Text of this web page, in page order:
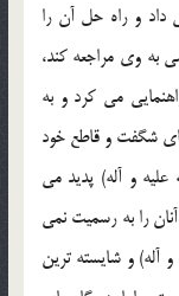
داد و راه حل آن را
به وي مراجعه كند،
مي كرد و به
شگفت و قاطع خود
و آله) پديد مي
را به رسميت نمي
آله) و شايسته ترين